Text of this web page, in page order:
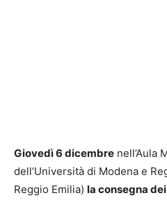
Giovedì 6 dicembre nell’Aula
dell’Università di Modena e
Reggio Emilia) la consegna